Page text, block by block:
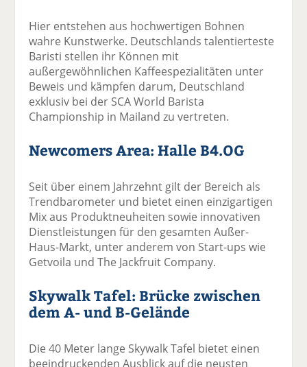
Hier entstehen aus hochwertigen Bohnen
wahre Kunstwerke. Deutschlands talentierteste
Baristi stellen ihr Können mit
außergewöhnlichen Kaffeespezialitäten unter
Beweis und kämpfen darum, Deutschland
exklusiv bei der SCA World Barista
Championship in Mailand zu vertreten.
Newcomers Area: Halle B4.OG
Seit über einem Jahrzehnt gilt der Bereich als
Trendbarometer und bietet einen einzigartigen
Mix aus Produktneuheiten sowie innovativen
Dienstleistungen für den gesamten Außer-
Haus-Markt, unter anderem von Start-ups wie
Getvoila und The Jackfruit Company.
Skywalk Tafel: Brücke zwischen
dem A- und B-Gelände
Die 40 Meter lange Skywalk Tafel bietet einen
beeindruckenden Ausblick auf die neusten